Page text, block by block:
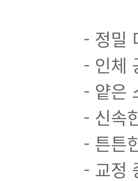
- 정밀
- 인체
- 얕은
- 신속
- 튼튼
- 교정